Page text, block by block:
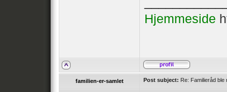
Hjemmeside
familien-er-samlet Post subject: Re: Familieråd